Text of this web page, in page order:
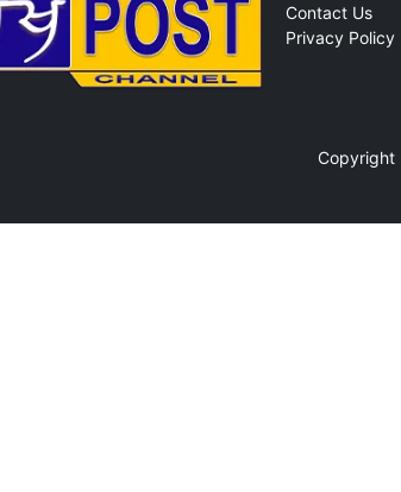
Contact Us
Privacy Policy
Copyright